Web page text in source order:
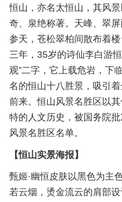
恒山，亦名太恒山，其风
奇、泉绝称著。天峰、翠
参天，苍松翠柏间散布着
三年，35岁的诗仙李白游
观”二字，它上载危岩，下
名的恒山十八胜景，吸引
前来。恒山风景名胜区以
特的人文历史，被国务院
风景名胜区名单。
【恒山实景海报】
甄姬·幽恒皮肤以黑色为主
若云烟，烫金流云的肩部